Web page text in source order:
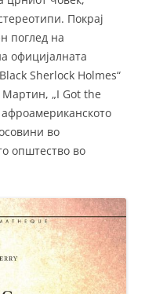
Покрај
поглед на
официјалната
Sherlock Holmes“
Мартин, „I Got the
афроамериканското
во
општество во